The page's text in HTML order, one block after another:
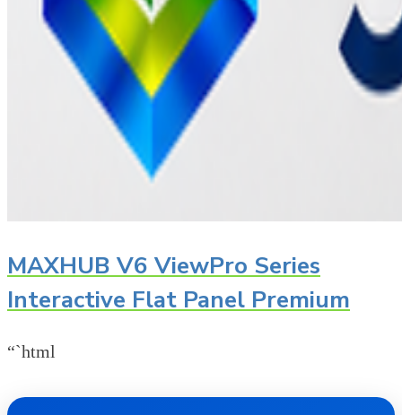
MAXHUB V6 ViewPro Series
Interactive Flat Panel Premium
“`html